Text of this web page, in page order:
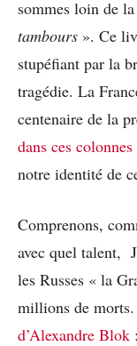
sommes loin de
tambours ». Ce
stupéfiant par la
tragédie. La
centenaire de la
dans ces colonnes
notre identité de
Comprenons,
avec quel talent,
les Russes « la
millions de
d’Alexandre Blok